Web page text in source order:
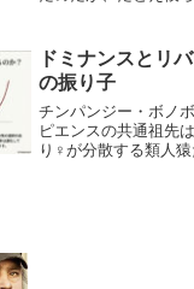
いようが無意味な
る権力の最大の問題点
ドミナンスとリ
の振り子
チンパンジー・ボノ
ピエンスの共通祖先
り♀が分散する類人